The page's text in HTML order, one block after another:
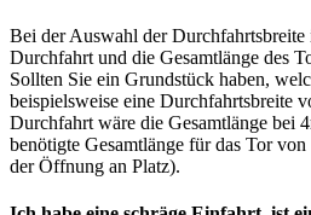
Bei der Auswahl der
Durchfahrt und die Gesamtlänge des
Sollten Sie ein Grundstück haben,
beispielsweise eine Durchfahrtsbreite
Durchfahrt wäre die Gesamtlänge bei
benötigte Gesamtlänge für das Tor
der Öffnung an Platz).